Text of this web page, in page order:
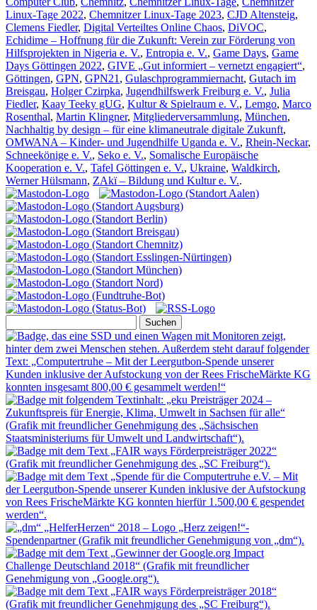
Linux-Tage 2022, Chemnitzer Linux-Tage 2023, CJD Altensteig,
Clemens Fiedler, Digital Verteiltes Online Chaos, DiVOC,
Echidime – Hoffnung für die Zukunft: Verein zur Förderung von
Hilfsprojekten in Nigeria e. V., Entropia e. V., Game Days, Game
Days Göttingen 2022, GIVE „Gut informiert – vernetzt engagiert“,
Göttingen, GPN, GPN21 , Gulaschprogrammiernacht, Gutach im
Breisgau, Holger Czirpka, Jugendhilfswerk Freiburg e. V., Julia
Fiedler, Kaay Teeky gUG, Kultur & Spielraum e. V., Lemgo, Marco
Rosenthal, Martin Klingner, Mitgliederversammlung, München,
Nachhaltig by design – für eine klimaneutrale digitale Zukunft,
OMWANA – Kinder- und Jugendhilfe Uganda e. V., Rhein-Neckar,
Schneekönige e. V., Seko e. V., Somalische Europäische
Kooperation e. V., Tafel Göttingen e. V., Ukraine, Waldkirch,
Werner Hülsmann, ZAkï – Bildung und Kultur e. V..
nach: